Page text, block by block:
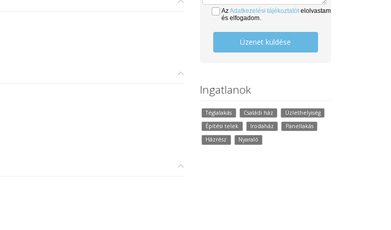
AzAdatkezelési tájékoztatótelolvastam
és elfogadom.
Üzenet küldése
Ingatlanok
Téglalakás Családi ház
Üzlethelyiség
Építési telek
Irodaház
Panellakás
Házrész
Nyaraló